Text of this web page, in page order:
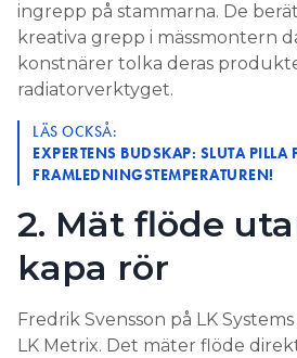
ingrepp på stammarna. De
kreativa grepp i mässmontern
konstnärer tolka deras
radiatorverktyget.
LÄS OCKSÅ:
EXPERTENS BUDSKAP: SLUTA PILLA
FRAMLEDNINGSTEMPERATUREN!
2. Mät flöde
kapa rör
Fredrik Svensson på LK
LK Metrix. Det mäter flöde